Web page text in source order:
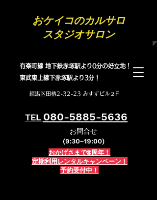
​おケイコのカルサロ
スタジオサロン
有楽町線 地下鉄赤塚駅より0分の好立地！
​東武東上線下赤塚駅より3分！
練馬区田柄2-32-23 みすずビル２F
TEL 080-5885-5636
お問合せ
(9:30~19:00)
おかげさまで8周年！
定期利用レンタルキャンペーン！
予約受付中！